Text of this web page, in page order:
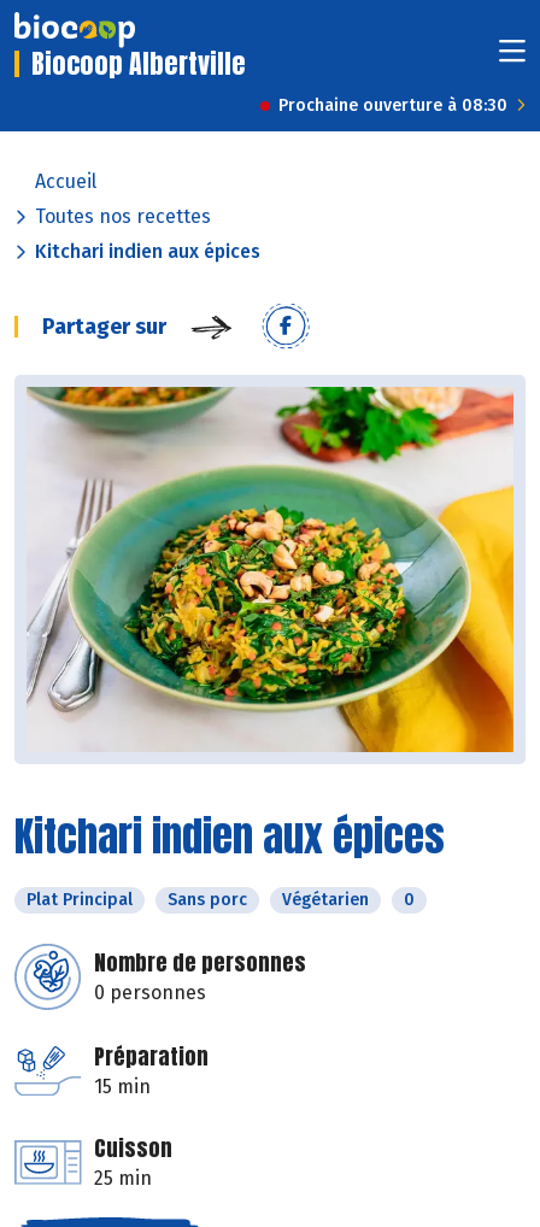
Biocoop Albertville
Prochaine ouverture à 08:30
Accueil
Toutes nos recettes
Kitchari indien aux épices
Partager sur
Kitchari indien aux épices
Plat Principal Sans porc Végétarien 0
Nombre de personnes
0 personnes
Préparation
15 min
Cuisson
25 min